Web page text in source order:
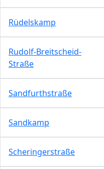
Rüdelskamp
Rudolf-Breitscheid-
Straße
Sandfurthstraße
Sandkamp
Scheringerstraße